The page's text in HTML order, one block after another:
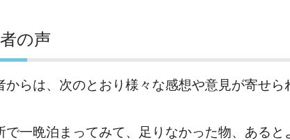
の声
らは、次のとおり様々な感想や意見が寄せら
で一晩泊まってみて、足りなかった物、あると